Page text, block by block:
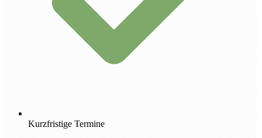
Kurzfristige Termine